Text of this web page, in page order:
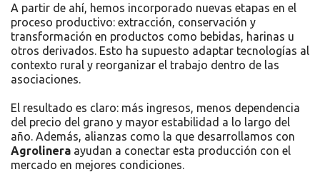
A partir de ahí, hemos incorporado nuevas etapas en el
proceso productivo: extracción, conservación y
transformación en productos como bebidas, harinas u
otros derivados. Esto ha supuesto adaptar tecnologías al
contexto rural y reorganizar el trabajo dentro de las
asociaciones.
El resultado es claro: más ingresos, menos dependencia
del precio del grano y mayor estabilidad a lo largo del
año. Además, alianzas como la que desarrollamos con
Agrolinera ayudan a conectar esta producción con el
mercado en mejores condiciones.